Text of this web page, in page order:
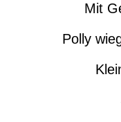
Mit
Polly